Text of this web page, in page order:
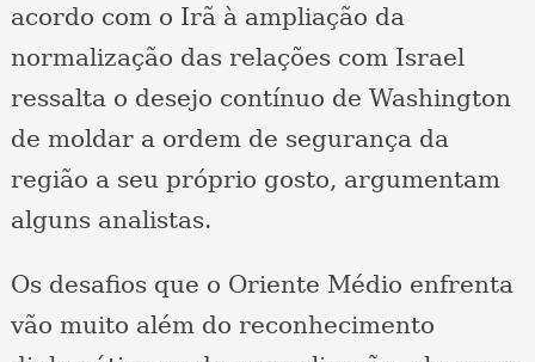
acordo com o Irã à ampliação da
normalização das relações com Israel
ressalta o desejo contínuo de Washington
de moldar a ordem de segurança da
região a seu próprio gosto, argumentam
alguns analistas.
Os desafios que o Oriente Médio enfrenta
vão muito além do reconhecimento